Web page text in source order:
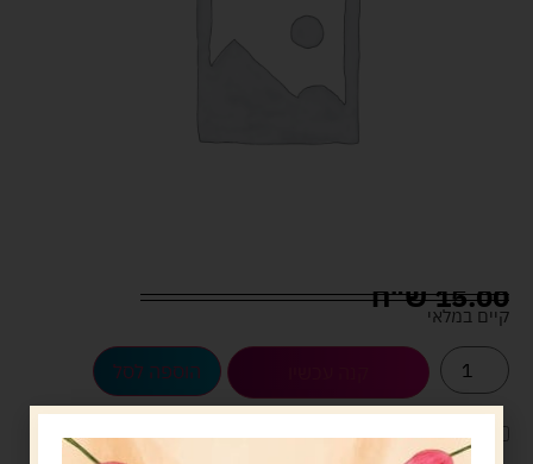
15.00ש"ח
קיים במלאי
הוספה לסל
לארוז את המוצר באריזת מתנה5.00 ש"ח ?